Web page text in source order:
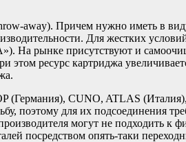
away). Причем нужно иметь в
Для жестких
рынке присутствуют и
ресурс картриджа
CUNO, ATLAS
поэтому для их подсоединения
могут не подходить к
посредством опять-таки